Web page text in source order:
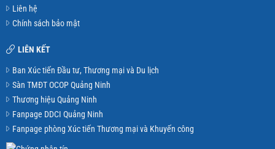
Liên hệ
Chính sách bảo mật
LIÊN KẾT
Ban Xúc tiến Đầu tư, Thương mại và Du lịch
Sàn TMĐT OCOP Quảng Ninh
Thương hiệu Quảng Ninh
Fanpage DDCI Quảng Ninh
Fanpage phòng Xúc tiến Thương mại và Khuyến công